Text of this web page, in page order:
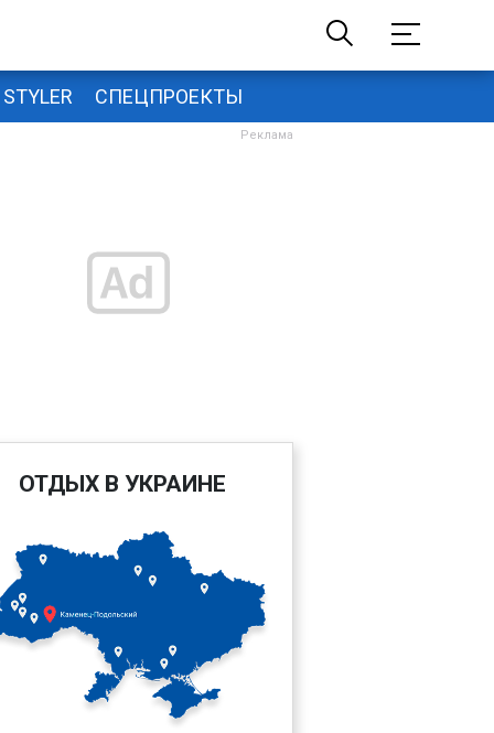
STYLER СПЕЦПРОЕКТЫ
ОТДЫХ В УКРАИНЕ